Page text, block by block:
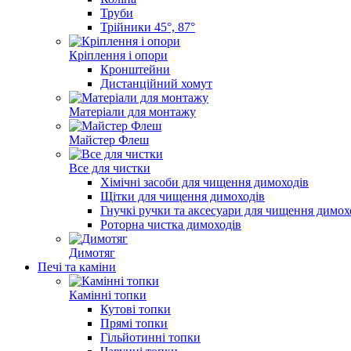
Труби
Трійники 45°, 87°
Кріплення і опори
Кронштейни
Дистанційний хомут
Матеріали для монтажу
Майстер Флеш
Все для чистки
Хімічні засоби для чищення димоходів
Щітки для чищення димоходів
Гнучкі ручки та аксесуари для чищення
Роторна чистка димоходів
Димотяг
Печі та каміни
Камінні топки
Кутові топки
Прямі топки
Гільйотинні топки